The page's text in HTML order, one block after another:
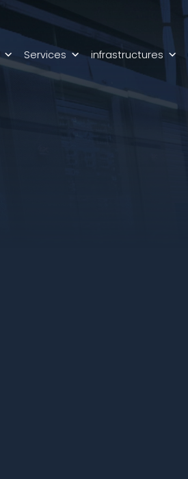
Services infrastructures